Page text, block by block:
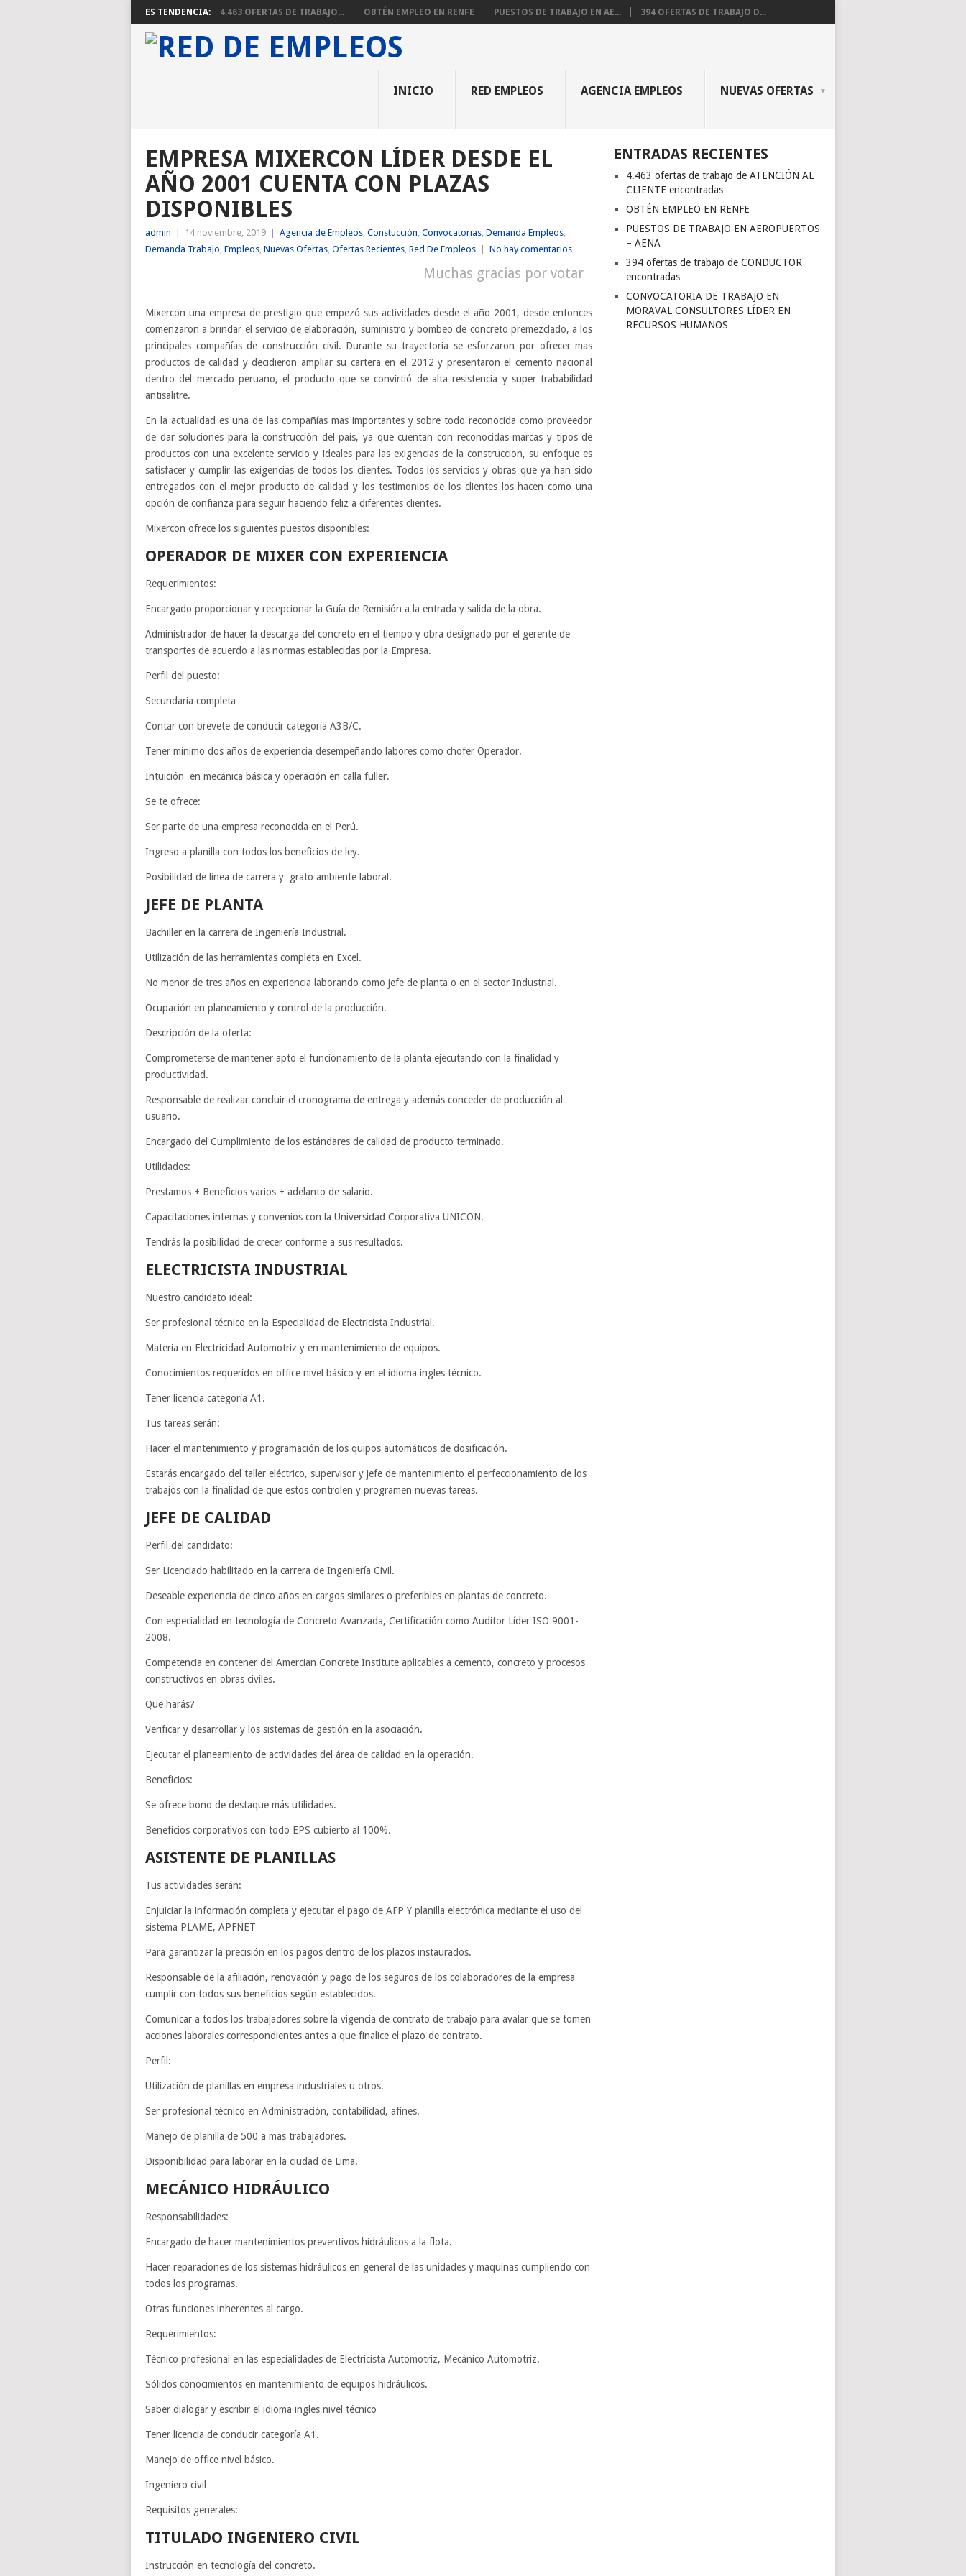
ES TENDENCIA: 4.463 OFERTAS DE TRABAJO... OBTÉN EMPLEO EN RENFE PUESTOS DE TRABAJO EN AE... 394 OFERTAS DE TRABAJO D...
INICIO RED EMPLEOS AGENCIA EMPLEOS NUEVAS OFERTAS
EMPRESA MIXERCON LÍDER DESDE EL
AÑO 2001 CUENTA CON PLAZAS
DISPONIBLES
admin 14 noviembre, 2019 Agencia de Empleos, Constucción, Convocatorias, Demanda Empleos,
Demanda Trabajo, Empleos, Nuevas Ofertas, Ofertas Recientes, Red De Empleos No hay comentarios
Muchas gracias por votar
Mixercon una empresa de prestigio que empezó sus actividades desde el año 2001, desde entonces
comenzaron a brindar el servicio de elaboración, suministro y bombeo de concreto premezclado, a los
principales compañías de construcción civil. Durante su trayectoria se esforzaron por ofrecer mas
productos de calidad y decidieron ampliar su cartera en el 2012 y presentaron el cemento nacional
dentro del mercado peruano, el producto que se convirtió de alta resistencia y super trababilidad
antisalitre.
En la actualidad es una de las compañías mas importantes y sobre todo reconocida como proveedor
de dar soluciones para la construcción del país, ya que cuentan con reconocidas marcas y tipos de
productos con una excelente servicio y ideales para las exigencias de la construccion, su enfoque es
satisfacer y cumplir las exigencias de todos los clientes. Todos los servicios y obras que ya han sido
entregados con el mejor producto de calidad y los testimonios de los clientes los hacen como una
opción de confianza para seguir haciendo feliz a diferentes clientes.
Mixercon ofrece los siguientes puestos disponibles:
OPERADOR DE MIXER CON EXPERIENCIA
Requerimientos:
Encargado proporcionar y recepcionar la Guía de Remisión a la entrada y salida de la obra.
Administrador de hacer la descarga del concreto en el tiempo y obra designado por el gerente de
transportes de acuerdo a las normas establecidas por la Empresa.
Perfil del puesto:
Secundaria completa
Contar con brevete de conducir categoría A3B/C.
Tener mínimo dos años de experiencia desempeñando labores como chofer Operador.
Intuición en mecánica básica y operación en calla fuller.
Se te ofrece:
Ser parte de una empresa reconocida en el Perú.
Ingreso a planilla con todos los beneficios de ley.
Posibilidad de línea de carrera y grato ambiente laboral.
JEFE DE PLANTA
Bachiller en la carrera de Ingeniería Industrial.
Utilización de las herramientas completa en Excel.
No menor de tres años en experiencia laborando como jefe de planta o en el sector Industrial.
Ocupación en planeamiento y control de la producción.
Descripción de la oferta:
Comprometerse de mantener apto el funcionamiento de la planta ejecutando con la finalidad y
productividad.
Responsable de realizar concluir el cronograma de entrega y además conceder de producción al
usuario.
Encargado del Cumplimiento de los estándares de calidad de producto terminado.
Utilidades:
Prestamos + Beneficios varios + adelanto de salario.
Capacitaciones internas y convenios con la Universidad Corporativa UNICON.
Tendrás la posibilidad de crecer conforme a sus resultados.
ELECTRICISTA INDUSTRIAL
Nuestro candidato ideal:
Ser profesional técnico en la Especialidad de Electricista Industrial.
Materia en Electricidad Automotriz y en mantenimiento de equipos.
Conocimientos requeridos en office nivel básico y en el idioma ingles técnico.
Tener licencia categoría A1.
Tus tareas serán:
Hacer el mantenimiento y programación de los quipos automáticos de dosificación.
Estarás encargado del taller eléctrico, supervisor y jefe de mantenimiento el perfeccionamiento de los
trabajos con la finalidad de que estos controlen y programen nuevas tareas.
JEFE DE CALIDAD
Perfil del candidato:
Ser Licenciado habilitado en la carrera de Ingeniería Civil.
Deseable experiencia de cinco años en cargos similares o preferibles en plantas de concreto.
Con especialidad en tecnología de Concreto Avanzada, Certificación como Auditor Líder ISO 9001-
2008.
Competencia en contener del Amercian Concrete Institute aplicables a cemento, concreto y procesos
constructivos en obras civiles.
Que harás?
Verificar y desarrollar y los sistemas de gestión en la asociación.
Ejecutar el planeamiento de actividades del área de calidad en la operación.
Beneficios:
Se ofrece bono de destaque más utilidades.
Beneficios corporativos con todo EPS cubierto al 100%.
ASISTENTE DE PLANILLAS
Tus actividades serán:
Enjuiciar la información completa y ejecutar el pago de AFP Y planilla electrónica mediante el uso del
sistema PLAME, APFNET
Para garantizar la precisión en los pagos dentro de los plazos instaurados.
Responsable de la afiliación, renovación y pago de los seguros de los colaboradores de la empresa
cumplir con todos sus beneficios según establecidos.
Comunicar a todos los trabajadores sobre la vigencia de contrato de trabajo para avalar que se tomen
acciones laborales correspondientes antes a que finalice el plazo de contrato.
Perfil:
Utilización de planillas en empresa industriales u otros.
Ser profesional técnico en Administración, contabilidad, afines.
Manejo de planilla de 500 a mas trabajadores.
Disponibilidad para laborar en la ciudad de Lima.
MECÁNICO HIDRÁULICO
Responsabilidades:
Encargado de hacer mantenimientos preventivos hidráulicos a la flota.
Hacer reparaciones de los sistemas hidráulicos en general de las unidades y maquinas cumpliendo con
todos los programas.
Otras funciones inherentes al cargo.
Requerimientos:
Técnico profesional en las especialidades de Electricista Automotriz, Mecánico Automotriz.
Sólidos conocimientos en mantenimiento de equipos hidráulicos.
Saber dialogar y escribir el idioma ingles nivel técnico
Tener licencia de conducir categoría A1.
Manejo de office nivel básico.
Ingeniero civil
Requisitos generales:
TITULADO INGENIERO CIVIL
Instrucción en tecnología del concreto.
ENTRADAS RECIENTES
4.463 ofertas de trabajo de ATENCIÓN AL
CLIENTE encontradas
OBTÉN EMPLEO EN RENFE
PUESTOS DE TRABAJO EN AEROPUERTOS
– AENA
394 ofertas de trabajo de CONDUCTOR
encontradas
CONVOCATORIA DE TRABAJO EN
MORAVAL CONSULTORES LÍDER EN
RECURSOS HUMANOS